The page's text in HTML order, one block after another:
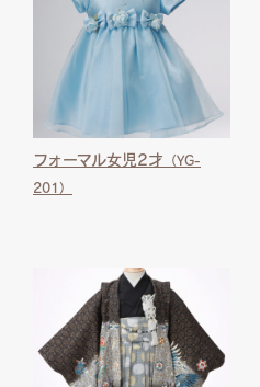
フォーマル女児2才 （YG-
201）